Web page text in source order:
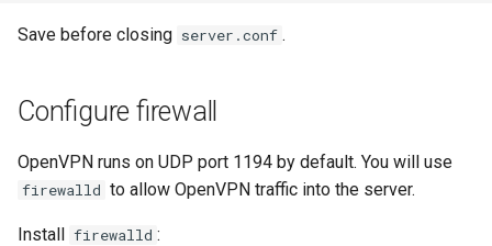
Save before closing server.conf .
Configure firewall
OpenVPN runs on UDP port 1194 by default. You will use
firewalld to allow OpenVPN traffic into the server.
Install firewalld :